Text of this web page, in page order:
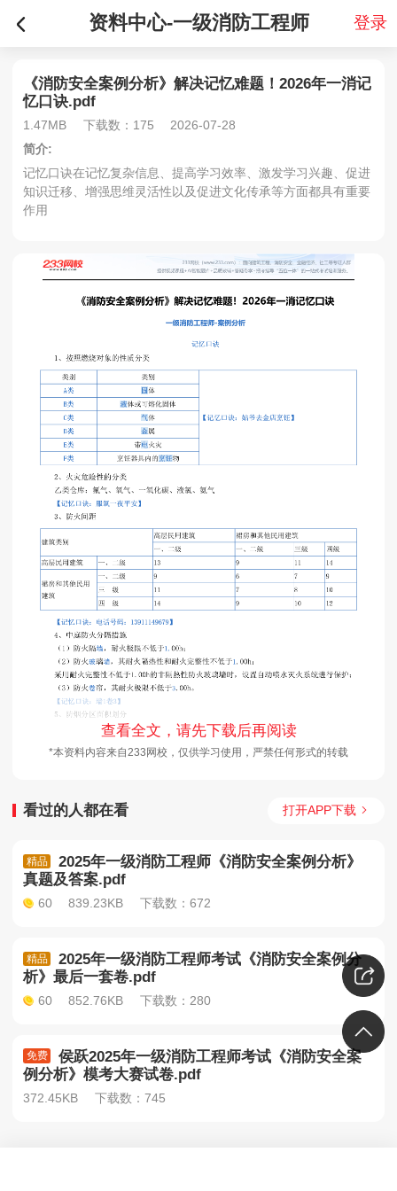
资料中心-一级消防工程师 登录
《消防安全案例分析》解决记忆难题！2026年一消记
忆口诀.pdf
1.47MB 下载数：175
2026-07-28
简介:
记忆口诀在记忆复杂信息、提高学习效率、激发学习兴趣、促进
知识迁移、增强思维灵活性以及促进文化传承等方面都具有重要
作用
查看全文，请先下载后再阅读
*本资料内容来自233网校，仅供学习使用，严禁任何形式的转载
看过的人都在看 打开APP下载
精品
2025年一级消防工程师《消防安全案例分析》
真题及答案.pdf
60 839.23KB 下载数：672
精品
2025年一级消防工程师考试《消防安全案例分
析》最后一套卷.pdf
60 852.76KB 下载数：280
免费
侯跃2025年一级消防工程师考试《消防安全案
例分析》模考大赛试卷.pdf
372.45KB 下载数：745